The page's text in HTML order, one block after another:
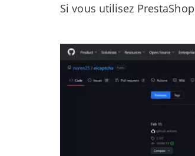
Si vous utilisez